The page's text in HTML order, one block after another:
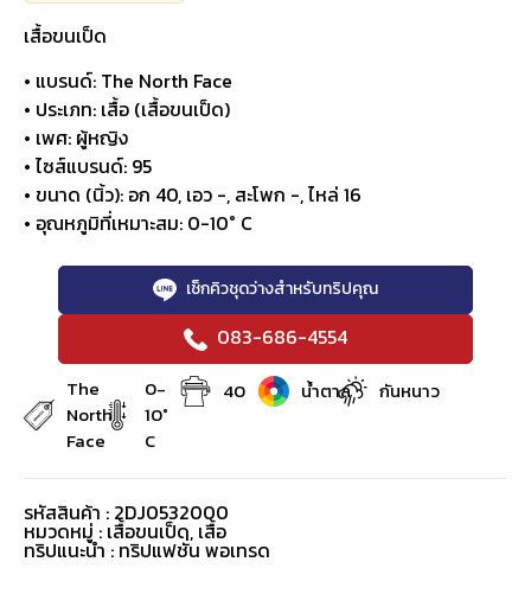
เสื้อขนเป็ด
• แบรนด์: The North Face
• ประเภท: เสื้อ (เสื้อขนเป็ด)
• เพศ: ผู้หญิง
• ไซส์แบรนด์: 95
• ขนาด (นิ้ว): อก 40, เอว -, สะโพก -, ไหล่ 16
• อุณหภูมิที่เหมาะสม: 0-10° C
เช็กคิวชุดว่างสำหรับทริปคุณ
083-686-4554
The
North
Face
0-
10°
C
40 น้ำตาล กันหนาว
รหัสสินค้า : 2DJ0532000
หมวดหมู่ : เสื้อขนเป็ด, เสื้อ
ทริปแนะนำ : ทริปแฟชั่น พอเทรด